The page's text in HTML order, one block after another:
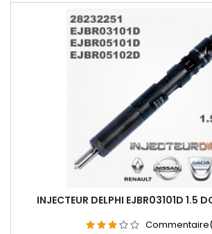
INJECTEUR DELPHI EJBR03101D 1.5